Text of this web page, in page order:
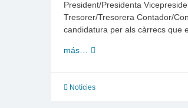
President/Presidenta
Tresorer/Tresorera Contador/
candidatura per als càrrecs que
más…
Convocatòria
a
Notícies